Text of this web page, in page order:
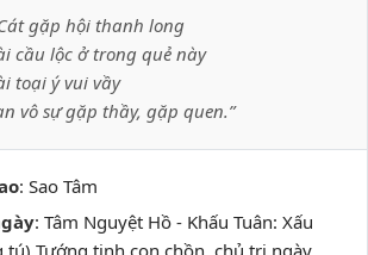
gặp hội thanh long
cầu lộc ở trong quẻ này
toại ý vui vầy
vô sự gặp thầy, gặp quen.”
: Sao Tâm
: Tâm Nguyệt Hồ - Khấu Tuân: Xấu
tú) Tướng tinh con chồn, chủ trị ngày